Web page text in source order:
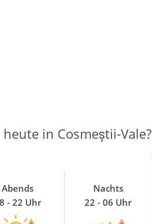
in Cosmeștii-Vale?
Abends
- 22 Uhr
Nachts
22 - 06 Uhr